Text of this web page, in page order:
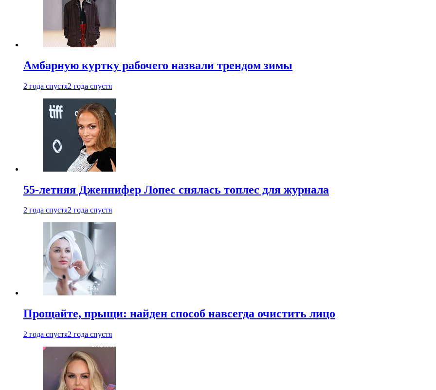
Амбарную куртку рабочего назвали трендом зимы
2 года спустя2 года спустя
55-летняя Дженнифер Лопес снялась топлес для журнала
2 года спустя2 года спустя
Прощайте, прыщи: найден способ навсегда очистить лицо
2 года спустя2 года спустя